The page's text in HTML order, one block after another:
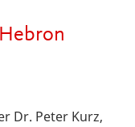
Dr. Peter Kurz,